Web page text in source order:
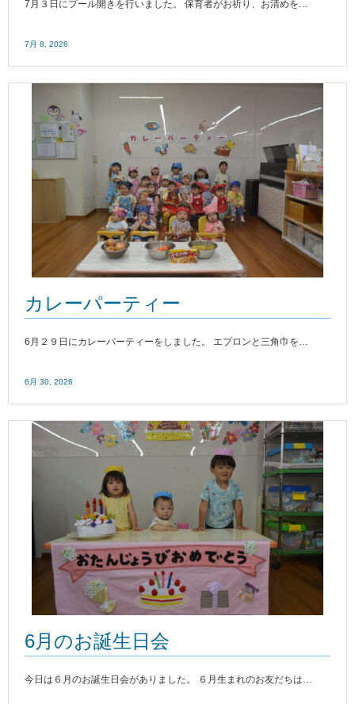
7月３日にプール開きを行いました。 保育者がお祈り、お清めを…
7月 8, 2026
カレーパーティー
6月２９日にカレーパーティーをしました。 エプロンと三角巾を…
6月 30, 2026
6月のお誕生日会
今日は６月のお誕生日会がありました。 ６月生まれのお友だちは…